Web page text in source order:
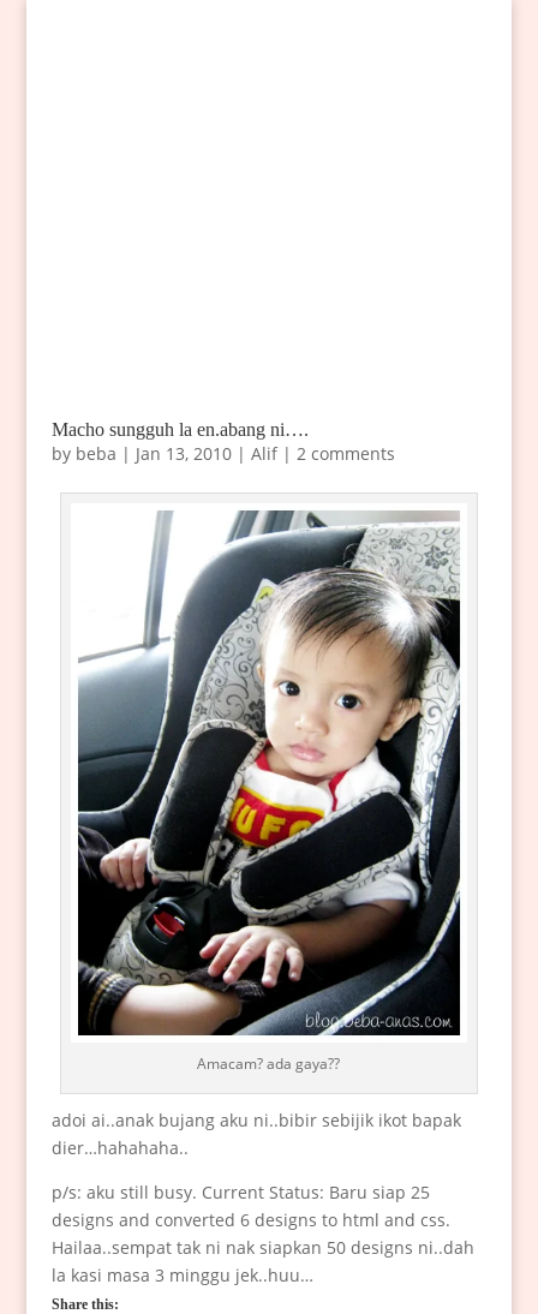
Macho sungguh la en.abang ni….
by beba | Jan 13, 2010| Alif| 2 comments
Amacam? ada gaya??
adoi ai..anak bujang aku ni..bibir sebijik ikot bapak
dier…hahahaha..
p/s: aku still busy. Current Status: Baru siap 25
designs and converted 6 designs to html and css.
Hailaa..sempat tak ni nak siapkan 50 designs ni..dah
la kasi masa 3 minggu jek..huu…
Share this: